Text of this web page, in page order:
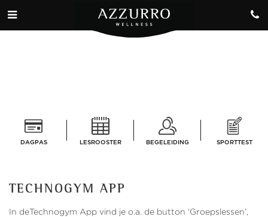
DAGPAS LESROOSTER BEGELEIDING SPORTTEST
TECHNOGYM APP
In deTechnogym App vind je o.a. de button ‘Groepslessen’,